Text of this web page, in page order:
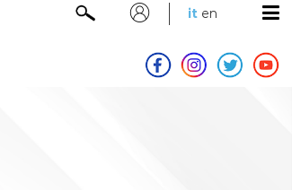
it en